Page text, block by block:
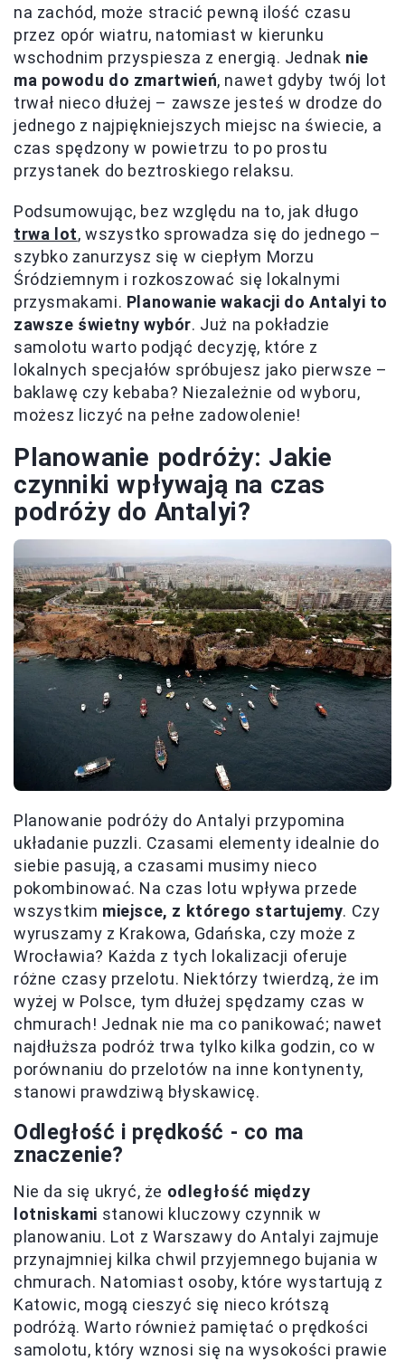
na zachód, może stracić pewną ilość czasu
przez opór wiatru, natomiast w kierunku
wschodnim przyspiesza z energią. Jednak nie
ma powodu do zmartwień, nawet gdyby twój lot
trwał nieco dłużej – zawsze jesteś w drodze do
jednego z najpiękniejszych miejsc na świecie, a
czas spędzony w powietrzu to po prostu
przystanek do beztroskiego relaksu.
Podsumowując, bez względu na to, jak długo
trwa
lot, wszystko sprowadza się do jednego –
szybko zanurzysz się w ciepłym Morzu
Śródziemnym i rozkoszować się lokalnymi
przysmakami. Planowanie wakacji do Antalyi to
zawsze świetny wybór. Już na pokładzie
samolotu warto podjąć decyzję, które z
lokalnych specjałów spróbujesz jako pierwsze –
baklawę czy kebaba? Niezależnie od wyboru,
możesz liczyć na pełne zadowolenie!
Planowanie podróży: Jakie
czynniki wpływają na czas
podróży do Antalyi?
Planowanie podróży do Antalyi przypomina
układanie puzzli. Czasami elementy idealnie do
siebie pasują, a czasami musimy nieco
pokombinować. Na czas lotu wpływa przede
wszystkim miejsce, z którego startujemy. Czy
wyruszamy z Krakowa, Gdańska, czy może z
Wrocławia? Każda z tych lokalizacji oferuje
różne czasy przelotu. Niektórzy twierdzą, że im
wyżej w Polsce, tym dłużej spędzamy czas w
chmurach! Jednak nie ma co panikować; nawet
najdłuższa podróż trwa tylko kilka godzin, co w
porównaniu do przelotów na inne kontynenty,
stanowi prawdziwą błyskawicę.
Odległość i prędkość - co ma
znaczenie?
Nie da się ukryć, że odległość między
lotniskami stanowi kluczowy czynnik w
planowaniu. Lot z Warszawy do Antalyi zajmuje
przynajmniej kilka chwil przyjemnego bujania w
chmurach. Natomiast osoby, które wystartują z
Katowic, mogą cieszyć się nieco krótszą
podróżą. Warto również pamiętać o prędkości
samolotu, który wznosi się na wysokości prawie